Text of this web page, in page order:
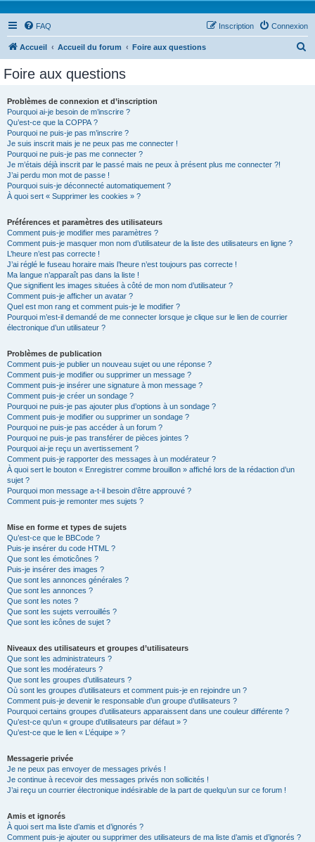
FAQ Connexion
Inscription
Accueil Accueil du forum Foire aux questions
Foire aux questions
Problèmes de connexion et d’inscription
Pourquoi ai-je besoin de m’inscrire ?
Qu’est-ce que la COPPA ?
Pourquoi ne puis-je pas m’inscrire ?
Je suis inscrit mais je ne peux pas me connecter !
Pourquoi ne puis-je pas me connecter ?
Je m’étais déjà inscrit par le passé mais ne peux à présent plus me connecter ?!
J’ai perdu mon mot de passe !
Pourquoi suis-je déconnecté automatiquement ?
À quoi sert « Supprimer les cookies » ?
Préférences et paramètres des utilisateurs
Comment puis-je modifier mes paramètres ?
Comment puis-je masquer mon nom d’utilisateur de la liste des utilisateurs en ligne ?
L’heure n’est pas correcte !
J’ai réglé le fuseau horaire mais l’heure n’est toujours pas correcte !
Ma langue n’apparaît pas dans la liste !
Que signifient les images situées à côté de mon nom d’utilisateur ?
Comment puis-je afficher un avatar ?
Quel est mon rang et comment puis-je le modifier ?
Pourquoi m’est-il demandé de me connecter lorsque je clique sur le lien de courrier
électronique d’un utilisateur ?
Problèmes de publication
Comment puis-je publier un nouveau sujet ou une réponse ?
Comment puis-je modifier ou supprimer un message ?
Comment puis-je insérer une signature à mon message ?
Comment puis-je créer un sondage ?
Pourquoi ne puis-je pas ajouter plus d’options à un sondage ?
Comment puis-je modifier ou supprimer un sondage ?
Pourquoi ne puis-je pas accéder à un forum ?
Pourquoi ne puis-je pas transférer de pièces jointes ?
Pourquoi ai-je reçu un avertissement ?
Comment puis-je rapporter des messages à un modérateur ?
À quoi sert le bouton « Enregistrer comme brouillon » affiché lors de la rédaction d’un
sujet ?
Pourquoi mon message a-t-il besoin d’être approuvé ?
Comment puis-je remonter mes sujets ?
Mise en forme et types de sujets
Qu’est-ce que le BBCode ?
Puis-je insérer du code HTML ?
Que sont les émoticônes ?
Puis-je insérer des images ?
Que sont les annonces générales ?
Que sont les annonces ?
Que sont les notes ?
Que sont les sujets verrouillés ?
Que sont les icônes de sujet ?
Niveaux des utilisateurs et groupes d’utilisateurs
Que sont les administrateurs ?
Que sont les modérateurs ?
Que sont les groupes d’utilisateurs ?
Où sont les groupes d’utilisateurs et comment puis-je en rejoindre un ?
Comment puis-je devenir le responsable d’un groupe d’utilisateurs ?
Pourquoi certains groupes d’utilisateurs apparaissent dans une couleur différente ?
Qu’est-ce qu’un « groupe d’utilisateurs par défaut » ?
Qu’est-ce que le lien « L’équipe » ?
Messagerie privée
Je ne peux pas envoyer de messages privés !
Je continue à recevoir des messages privés non sollicités !
J’ai reçu un courrier électronique indésirable de la part de quelqu’un sur ce forum !
Amis et ignorés
À quoi sert ma liste d’amis et d’ignorés ?
Comment puis-je ajouter ou supprimer des utilisateurs de ma liste d’amis et d’ignorés ?